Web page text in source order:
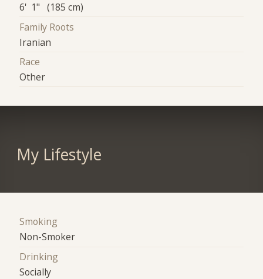
6' 1" (185 cm)
Family Roots
Iranian
Race
Other
My Lifestyle
Smoking
Non-Smoker
Drinking
Socially